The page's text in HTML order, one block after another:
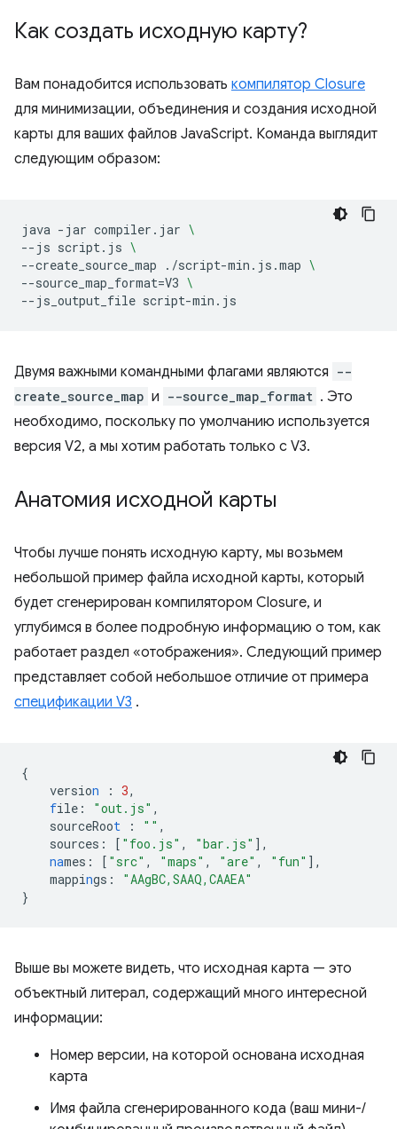
Как создать исходную карту?
Вам понадобится использовать компилятор Closure
для минимизации, объединения и создания исходной
карты для ваших файлов JavaScript. Команда выглядит
следующим образом:
java -jar compiler.jar \
--js script.js \
--create_source_map
./script-min.js.map \
--source_map_format=V3 \
--js_output_file
Двумя важными командными флагами являются --
create_source_map и --source_map_format . Это
необходимо, поскольку по умолчанию используется
версия V2, а мы хотим работать только с V3.
Анатомия исходной карты
Чтобы лучше понять исходную карту, мы возьмем
небольшой пример файла исходной карты, который
будет сгенерирован компилятором Closure, и
углубимся в более подробную информацию о том, как
работает раздел «отображения». Следующий пример
представляет собой небольшое отличие от примера
спецификации V3 .
{
version : 3,
file : "out.js" ,
sourceRoot : "" ,
sources : [ "foo.js" , "bar.js" ],
names : [ "src" , "maps" , "are" , "fun" ],
mappings :
"AAgBC,SAAQ,CAAEA"
}
Выше вы можете видеть, что исходная карта — это
объектный литерал, содержащий много интересной
информации:
Номер версии, на которой основана исходная
карта
Имя файла сгенерированного кода (ваш мини-/